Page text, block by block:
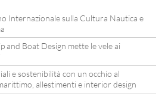
Internazionale sulla Cultura Nautica e
and Boat Design mette le vele ai
e sostenibilità con un occhio al
allestimenti e interior design